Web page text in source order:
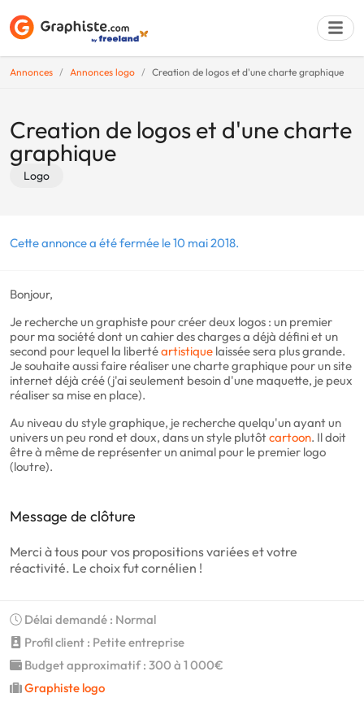
Annonces Annonces logo Creation de logos et d'une charte graphique
Creation de logos et d'une charte
graphique
Logo
Cette annonce a été fermée le 10 mai 2018.
Bonjour,
Je recherche un graphiste pour créer deux logos : un premier
pour ma société dont un cahier des charges a déjà défini et un
second pour lequel la libertéartistique laissée sera plus grande.
Je souhaite aussi faire réaliser une charte graphique pour un site
internet déjà créé (j'ai seulement besoin d'une maquette, je peux
réaliser sa mise en place).
Au niveau du style graphique, je recherche quelqu'un ayant un
univers un peu rond et doux, dans un style plutôtcartoon. Il doit
être à même de représenter un animal pour le premier logo
(loutre).
Message de clôture
Merci à tous pour vos propositions variées et votre
réactivité. Le choix fut cornélien !
Délai demandé : Normal
Profil client : Petite entreprise
Budget approximatif : 300 à 1 000€
Graphiste logo